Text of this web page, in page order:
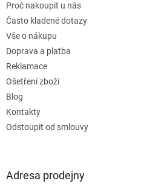
Proč nakoupit u nás
Často kladené dotazy
Vše o nákupu
Doprava a platba
Reklamace
Ošetření zboží
Blog
Kontakty
Odstoupit od smlouvy
Adresa prodejny